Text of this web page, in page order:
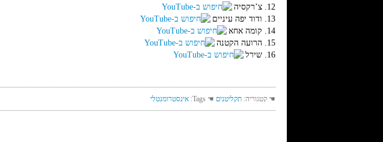
12. צ’רקסיה
13. ודוד יפה עיניים
14. קומה אחא
15. הרועה הקטנה
16. שירל
☚ קטגוריה: תקליטנים ☚ Tags: אינסטרומנטלי